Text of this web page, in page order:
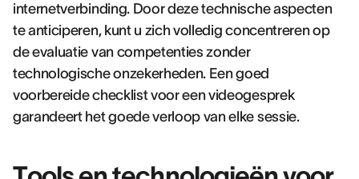
internetverbinding. Door deze technische aspecten
te anticiperen, kunt u zich volledig concentreren op
de evaluatie van competenties zonder
technologische onzekerheden. Een goed
voorbereide checklist voor een videogesprek
garandeert het goede verloop van elke sessie.